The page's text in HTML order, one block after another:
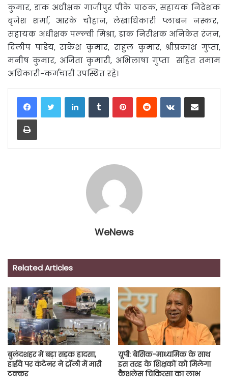
कुमार, डाक अधीक्षक गाजीपुर पीके पाठक, सहायक निदेशक
बृजेश शर्मा, आरके चौहान, लेखाधिकारी प्लाबन नस्कर,
सहायक अधीक्षक पल्ल्वी मिश्रा, डाक निरीक्षक अनिकेत रंजन,
दिलीप पांडेय, राकेश कुमार, राहुल कुमार, श्रीप्रकाश गुप्ता,
मनीष कुमार, अजिता कुमारी, अभिलाषा गुप्ता सहित तमाम
अधिकारी-कर्मचारी उपस्थित रहे।
LinkedInTumblrPinterestReddit VKontakteShare via Email
Print
WeNews
Related Articles
बुलंदशहर में बड़ा सड़क हादसा,
हाईवे पर कंटेनर ने ट्रॉली में मारी
टक्कर
यूपी: बेसिक-माध्यमिक के साथ
इस तरह के शिक्षकों को मिलेगा
कैशलेस चिकित्सा का लाभ